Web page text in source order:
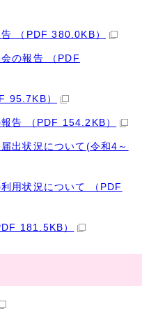
（PDF 380.0KB）
の報告 （PDF
95.7KB）
告 （PDF 154.2KB）
出状況について(令和4～
用状況について （PDF
181.5KB）